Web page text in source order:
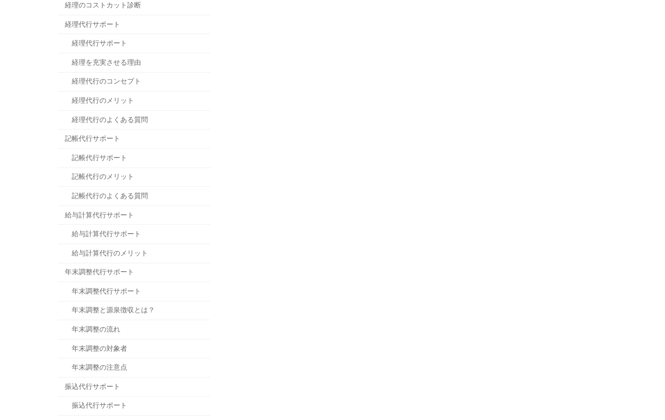
経理のコストカット診断
経理代行サポート
経理代行サポート
経理を充実させる理由
経理代行のコンセプト
経理代行のメリット
経理代行のよくある質問
記帳代行サポート
記帳代行サポート
記帳代行のメリット
記帳代行のよくある質問
給与計算代行サポート
給与計算代行サポート
給与計算代行のメリット
年末調整代行サポート
年末調整代行サポート
年末調整と源泉徴収とは？
年末調整の流れ
年末調整の対象者
年末調整の注意点
振込代行サポート
振込代行サポート